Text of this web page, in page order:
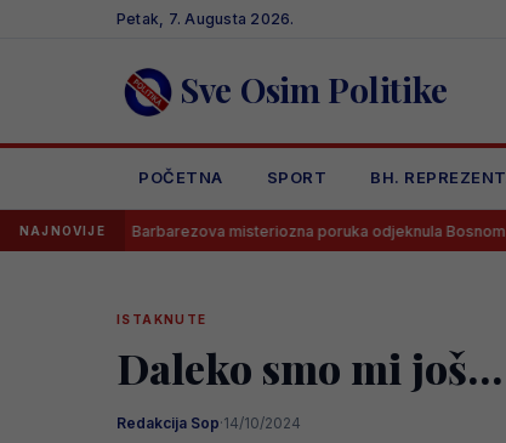
Petak, 7. Augusta 2026.
Sve Osim Politike
POČETNA SPORT BH.
NAJNOVIJE
Barbarezova misteriozna poruka odjeknula Bosnom i
ISTAKNUTE
Daleko smo mi
Redakcija Sop·14/10/2024